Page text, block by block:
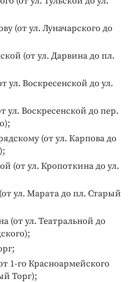
(от ул. Луначарского до
(от ул. Дарвина до пл.
ул. Воскресенской до ул.
ул. Воскресенской до пер.
(от ул. Карпова до
(от ул. Кропоткина до ул.
ул. Марата до пл. Старый
(от ул. Театральной до
1-го Красноармейского
Торг);